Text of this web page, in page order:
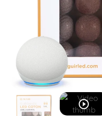
play_circle_outline